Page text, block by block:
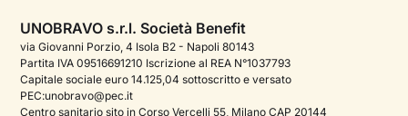
Podcast di psicologia
Corporate
Psicologo italiano all'estero
Gestisci cookie
UNOBRAVO s.r.l. Società Benefit
via Giovanni Porzio, 4 Isola B2 - Napoli 80143
Partita IVA 09516691210 Iscrizione al REA N°1037793
Capitale sociale euro 14.125,04 sottoscritto e versato
PEC:unobravo@pec.it
Centro sanitario sito in Corso Vercelli 55, Milano CAP 20144